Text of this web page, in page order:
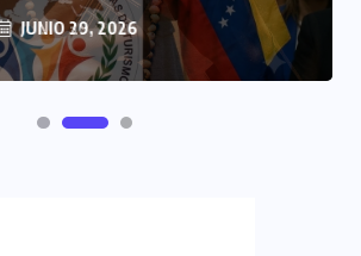
JUNIO 29, 2026